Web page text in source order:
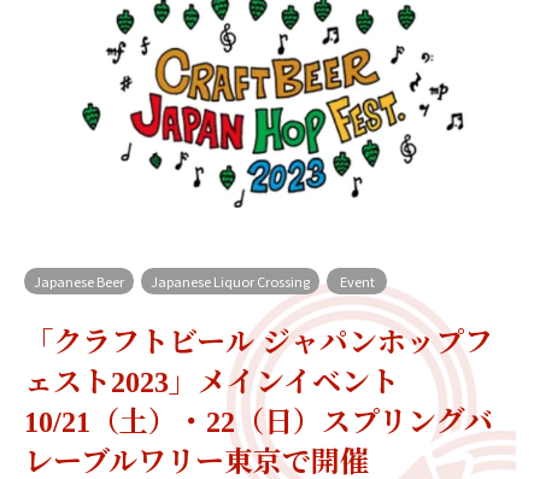
Japanese Beer Japanese Liquor Crossing Event
「クラフトビール ジャパンホップフ
ェスト2023」メインイベント
10/21（土）・22（日）スプリングバ
レーブルワリー東京で開催